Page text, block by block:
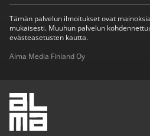
Tämän palvelun ilmoitukset ovat
mukaisesti. Muuhun palvelun
evästeasetusten kautta.
Alma Media Finland Oy